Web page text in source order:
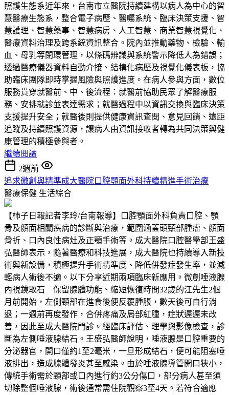
照護生態系近年來，台南市立醫院持續建構以病人為中心的智
慧醫療生態系，整合電子病歷、醫囑系統、臨床決策支援、智
慧護理、智慧藥事、智慧病房、人工智慧、商業智慧視覺化、
醫療資料治理及跨系統資訊整合。院內並推動藥物、檢驗、輸
血、母乳等閉環管理，以條碼辨識與系統警示降低人為錯誤；
透過醫療儀器資料自動介接、結構化病歷及視覺化儀表板，協
助臨床團隊即時掌握風險與照護進度。在病人參與方面，數位
服務貫穿就醫前、中、後流程：就醫前協助民眾了解醫療服
務、安排就診並表達需求；就醫過程中以資訊交換與臨床決策
支援提升安全；就醫後則提供健康資訊查閱、意見回饋、遠距
追蹤及持續照護資源，讓病人由資訊接收者轉為共同決策與健
康管理的積極參與者。
繼續閱讀
2週前
追求微創與精準成大醫院口腔顎面外科持續精進手術治療
醫療保健 生活綜合
【柿子日報記者李玲/台南報導】口腔顎面外科負責口腔、顎
骨及顏面相關疾病的診斷與治療，範圍涵蓋頭頸部腫瘤、顏面
骨折、口內良性病灶及正顎手術等。成大醫院口腔醫學部王盛
弘醫師表示，隨著醫療和科技進展，成大醫院也持續導入新技
術與新設備，積極提升手術精準度、降低併發症發生率，並減
輕病人術後不適。以下分享近期兩項臨床新應用。微創唾液腺
內視鏡取石 保留腺體功能、縮短恢復時間32歲的江先生2個
月前開始，左側頸部在進食後便反覆腫脹，數天後可自行消
退；一週前再度發作，合併疼痛及局部紅腫，症狀遲遲未改
善，因此至成大醫院門診。經臨床評估、理學與影像檢查，診
斷為左側唾液腺結石。王盛弘醫師說明，唾液腺是口腔重要的
分泌器官，開口僅約1至2毫米，一旦形成結石，便可能阻塞唾
液排出，造成腺體發炎甚至感染。由於唾液腺導管開口狹小，
傳統手術需於頸部或口內進行約3公分傷口，部分病人甚至須
切除整個唾液腺，術後通常需住院觀察3至4天。若符合適應